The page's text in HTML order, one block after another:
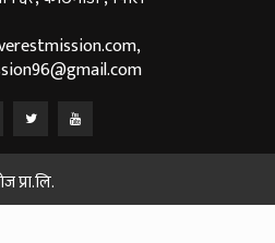
,
प्रा.लि.